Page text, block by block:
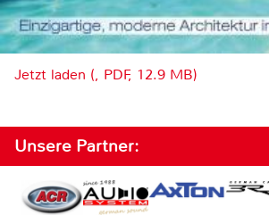
Jetzt laden (, PDF, 12.9 MB)
Unsere Partner: